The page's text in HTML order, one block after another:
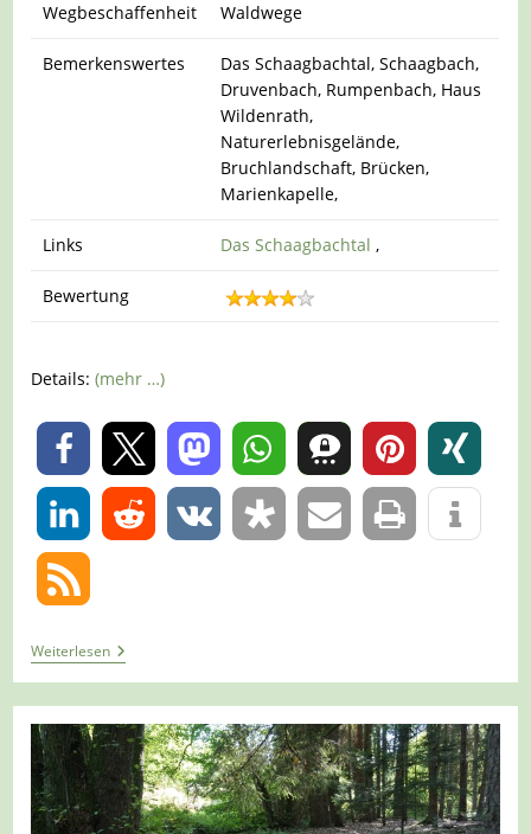
Wegbeschaffenheit Waldwege
Bemerkenswertes
Das Schaagbachtal, Schaagbach,
Druvenbach, Rumpenbach, Haus
Wildenrath,
Naturerlebnisgelände,
Bruchlandschaft, Brücken,
Marienkapelle,
Links Das Schaagbachtal ,
Bewertung
Details:(mehr …)
0
0
WeiterlesenTour
1421
–
Wegberg
–
Traumschleifchen
Biberrunde
Auf
Dem
A7